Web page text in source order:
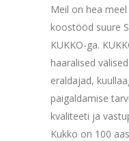
Meil on hea
koostööd suure
KUKKO-ga.
haaralised
eraldajad,
paigaldamise
kvaliteeti ja
Kukko on 100